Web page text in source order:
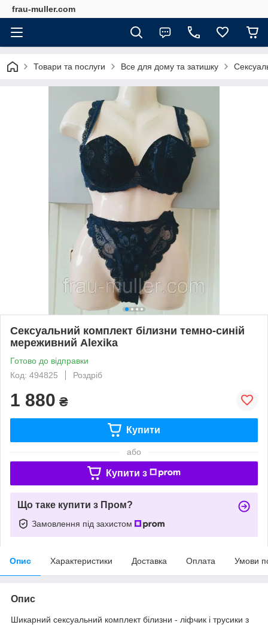
frau-muller.com
Товари та послуги Все для дому та затишку
Сексуальний комплект білизни темно-синій
мереживний Alexika
Готово до відправки
Код: 494825
Роздріб
1 880 ₴
Купити
або
Купити з
Що таке купити з Пром?
Замовлення під захистом
Опис Характеристики Доставка Оплата Умови
Опис
Шикарний сексуальний комплект білизни - ліфчик і трусики з